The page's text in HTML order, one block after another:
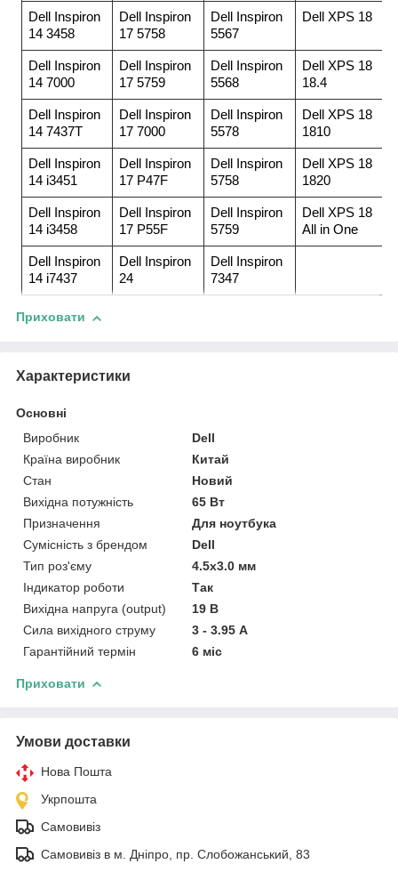
Dell Inspiron
14 3458
Dell Inspiron
17 5758
Dell Inspiron
5567
Dell XPS 18
Dell Inspiron
14 7000
Dell Inspiron
17 5759
Dell Inspiron
5568
Dell XPS 18
18.4
Dell Inspiron
14 7437T
Dell Inspiron
17 7000
Dell Inspiron
5578
Dell XPS 18
1810
Dell Inspiron
14 i3451
Dell Inspiron
17 P47F
Dell Inspiron
5758
Dell XPS 18
1820
Dell Inspiron
14 i3458
Dell Inspiron
17 P55F
Dell Inspiron
5759
Dell XPS 18
All in One
Dell Inspiron
14 i7437
Dell Inspiron
24
Dell Inspiron
7347
Приховати
Характеристики
Основні
Виробник
Dell
Країна виробник
Китай
Стан
Новий
Вихідна потужність
65 Вт
Призначення
Для ноутбука
Сумісність з брендом
Dell
Тип роз'єму
4.5x3.0 мм
Індикатор роботи
Так
Вихідна напруга (output)
19 В
Сила вихідного струму
3 - 3.95 А
Гарантійний термін
6 міс
Приховати
Умови доставки
Нова Пошта
Укрпошта
Самовивіз
Самовивіз в м. Дніпро, пр. Слобожанський, 83